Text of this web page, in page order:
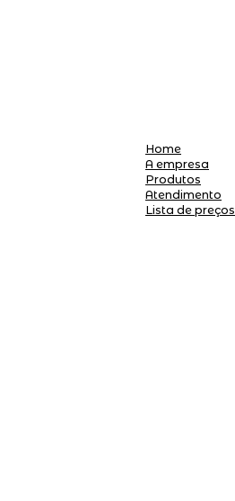
Home
A empresa
Produtos
Atendimento
Lista de preços